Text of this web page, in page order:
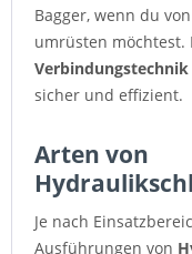
Bagger, wenn du
umrüsten möchtest.
Verbindungstechnik
sicher und effizient.
Arten von
Je nach
Ausführungen von